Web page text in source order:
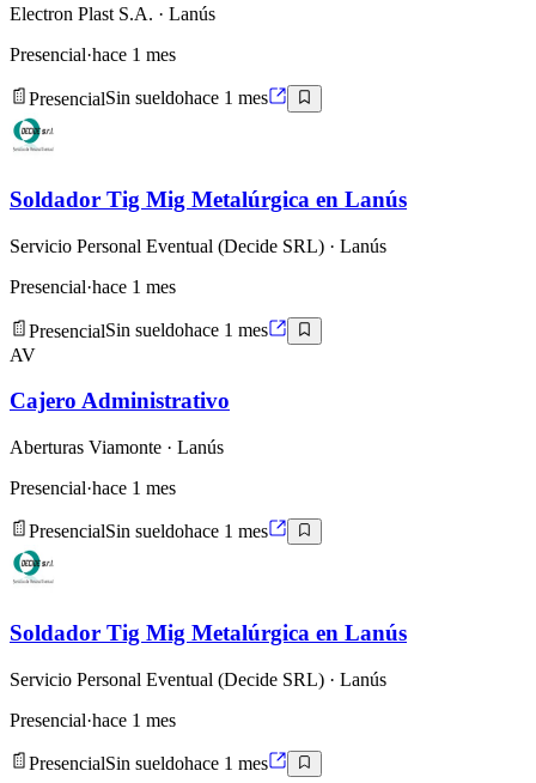
Electron Plast S.A. · Lanús
Presencial·hace 1 mes
PresencialSin sueldohace 1 mes
Soldador Tig Mig Metalúrgica en Lanús
Servicio Personal Eventual (Decide SRL) · Lanús
Presencial·hace 1 mes
PresencialSin sueldohace 1 mes
AV
Cajero Administrativo
Aberturas Viamonte · Lanús
Presencial·hace 1 mes
PresencialSin sueldohace 1 mes
Soldador Tig Mig Metalúrgica en Lanús
Servicio Personal Eventual (Decide SRL) · Lanús
Presencial·hace 1 mes
PresencialSin sueldohace 1 mes